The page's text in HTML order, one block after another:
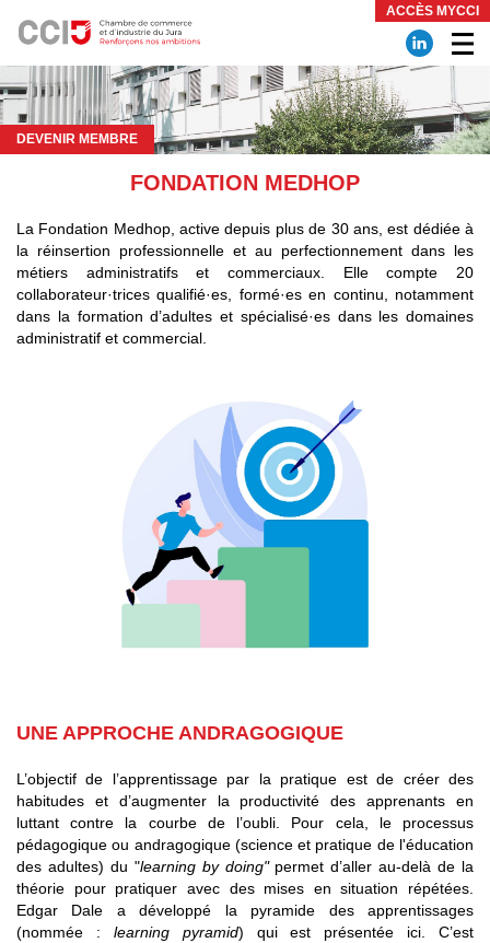
ACCÈS MYCCI
DEVENIR MEMBRE
FONDATION MEDHOP
La Fondation Medhop, active depuis plus de 30 ans, est dédiée à
la réinsertion professionnelle et au perfectionnement dans les
métiers administratifs et commerciaux. Elle compte 20
collaborateur·trices qualifié·es, formé·es en continu, notamment
dans la formation d’adultes et spécialisé·es dans les domaines
administratif et commercial.
UNE APPROCHE ANDRAGOGIQUE
L’objectif de l’apprentissage par la pratique est de créer des
habitudes et d’augmenter la productivité des apprenants en
luttant contre la courbe de l’oubli. Pour cela, le processus
pédagogique ou andragogique (science et pratique de l'éducation
des adultes) du "learning by doing"permet d’aller au-delà de la
théorie pour pratiquer avec des mises en situation répétées.
Edgar Dale a développé la pyramide des apprentissages
(nommée : learning pyramid) qui est présentée ici. C’est